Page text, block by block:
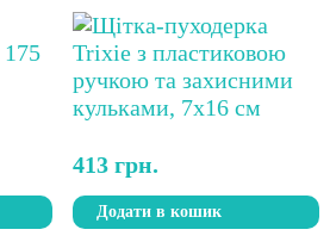
413 грн.
Додати в кошик